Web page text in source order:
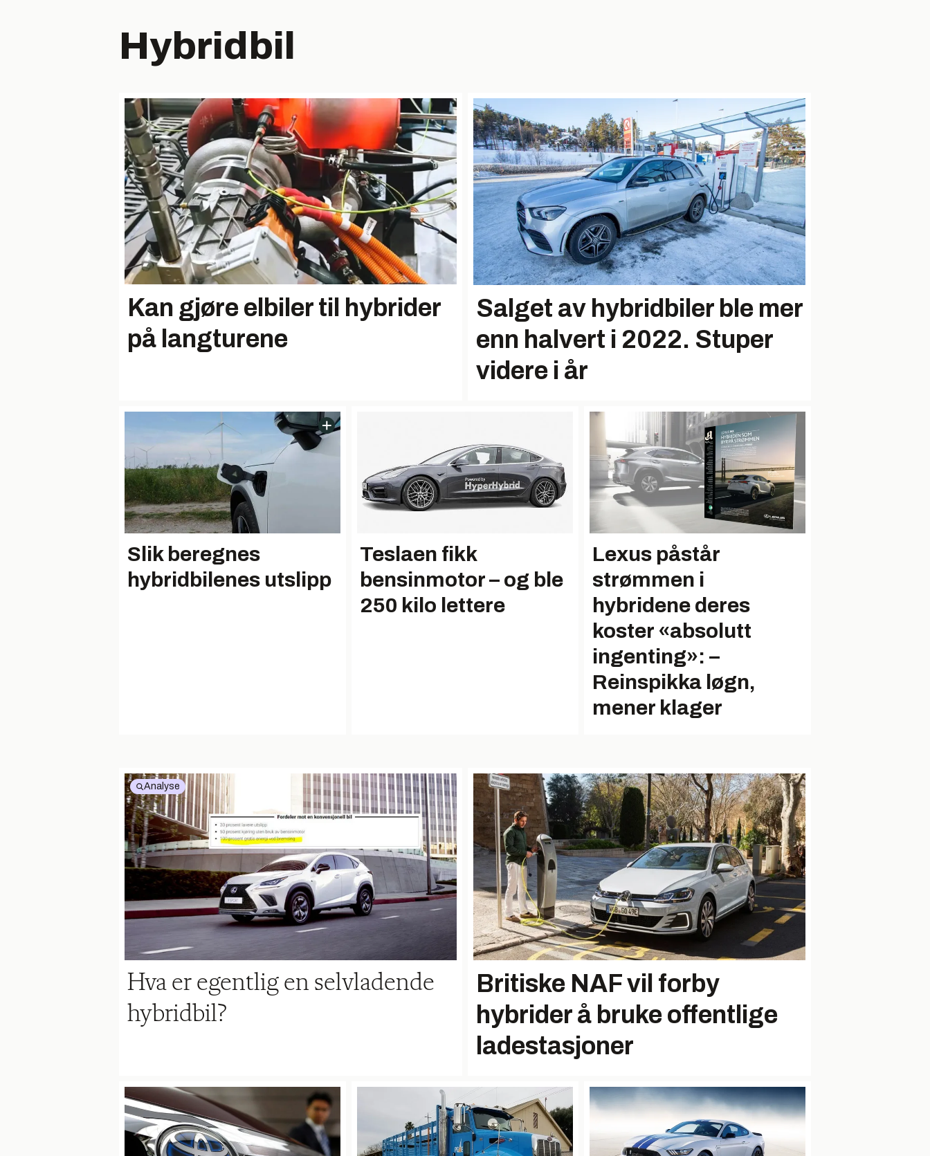
Hybridbil
Kan gjøre elbiler til hybrider
på langturene
Salget av hybridbiler ble mer
enn halvert i 2022. Stuper
videre i år
Slik beregnes
hybridbilenes utslipp
Teslaen fikk
bensinmotor – og ble
250 kilo lettere
Lexus påstår
strømmen i
hybridene deres
koster «absolutt
ingenting»: –
Reinspikka løgn,
mener klager
Analyse
Hva er egentlig en selvladende
hybridbil?
Britiske NAF vil forby
hybrider å bruke offentlige
ladestasjoner